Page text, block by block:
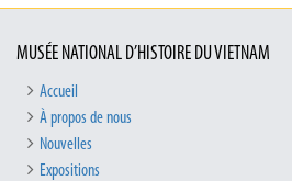
MUSÉE NATIONAL D’HISTOIRE DU VIETNAM
Accueil
À propos de nous
Nouvelles
Expositions